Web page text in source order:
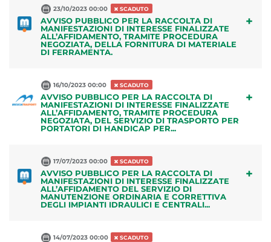
23/10/2023 00:00 SCADUTO
AVVISO PUBBLICO PER LA RACCOLTA DI
MANIFESTAZIONI DI INTERESSE FINALIZZATE
ALL’AFFIDAMENTO, TRAMITE PROCEDURA
NEGOZIATA, DELLA FORNITURA DI MATERIALE
DI FERRAMENTA.
+
16/10/2023 00:00 SCADUTO
AVVISO PUBBLICO PER LA RACCOLTA DI
MANIFESTAZIONI DI INTERESSE FINALIZZATE
ALL’AFFIDAMENTO, TRAMITE PROCEDURA
NEGOZIATA, DEL SERVIZIO DI TRASPORTO PER
PORTATORI DI HANDICAP PER...
+
17/07/2023 00:00 SCADUTO
AVVISO PUBBLICO PER LA RACCOLTA DI
MANIFESTAZIONI DI INTERESSE FINALIZZATE
ALL’AFFIDAMENTO DEL SERVIZIO DI
MANUTENZIONE ORDINARIA E CORRETTIVA
DEGLI IMPIANTI IDRAULICI E CENTRALI...
+
14/07/2023 00:00 SCADUTO